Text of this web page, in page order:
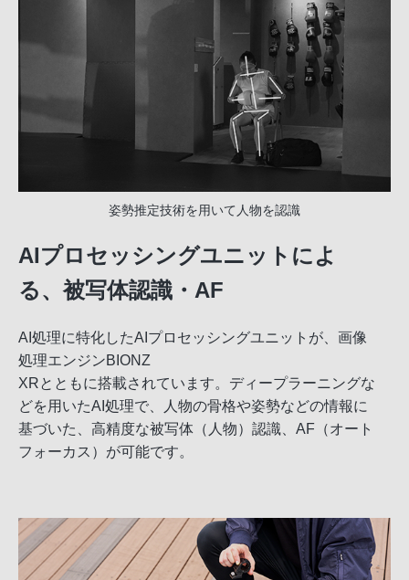
姿勢推定技術を用いて人物を認識
AIプロセッシングユニットによ
る、被写体認識・AF
AI処理に特化したAIプロセッシングユニットが、画像
処理エンジンBIONZ
XRとともに搭載されています。ディープラーニングな
どを用いたAI処理で、人物の骨格や姿勢などの情報に
基づいた、高精度な被写体（人物）認識、AF（オート
フォーカス）が可能です。